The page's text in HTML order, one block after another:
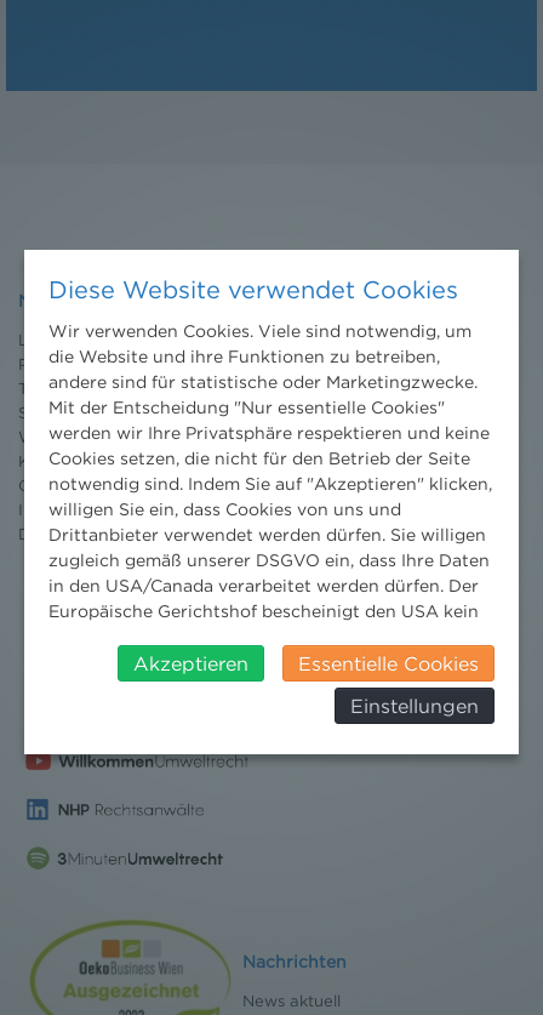
NHP
Leistungen
Projekte
Team
Standorte
Wissenschaft
Karriere
Ombudsstelle
Impressum
Datenschutzerklärung
Nachrichten
News aktuell
Diese Website verwendet Cookies
Wir verwenden Cookies. Viele sind notwendig, um
die Website und ihre Funktionen zu betreiben,
andere sind für statistische oder Marketingzwecke.
Mit der Entscheidung "Nur essentielle Cookies"
werden wir Ihre Privatsphäre respektieren und keine
Cookies setzen, die nicht für den Betrieb der Seite
notwendig sind. Indem Sie auf "Akzeptieren" klicken,
willigen Sie ein, dass Cookies von uns und
Drittanbieter verwendet werden dürfen. Sie willigen
zugleich gemäß unserer DSGVO ein, dass Ihre Daten
in den USA/Canada verarbeitet werden dürfen. Der
Europäische Gerichtshof bescheinigt den USA kein
insbesondere das Risiko, dass ihre Daten durch US-
Behörden, zu Kontroll- und zu
Überwachungszwecken, verarbeitet werden und
werden können. Zudem finden Sie am
Einwilligung widerrufen und Widerspruch ausüben.
Datenschutzerklärung
Akzeptieren
Essentielle Cookies
Einstellungen